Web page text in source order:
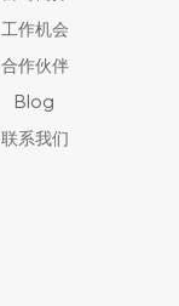
工作机会
合作伙伴
Blog
联系我们